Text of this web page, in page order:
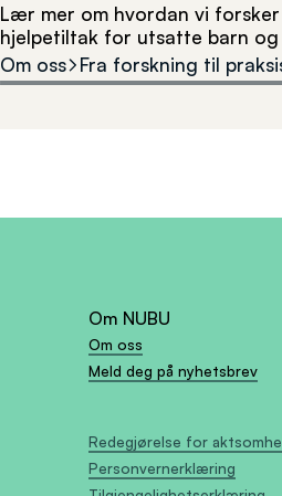
Lær mer om hvordan vi
hjelpetiltak for utsatte barn og
Om oss
Fra forskning til
Om NUBU
Om oss
Meld deg på nyhetsbrev
Redegjørelse for
Personvernerklæring